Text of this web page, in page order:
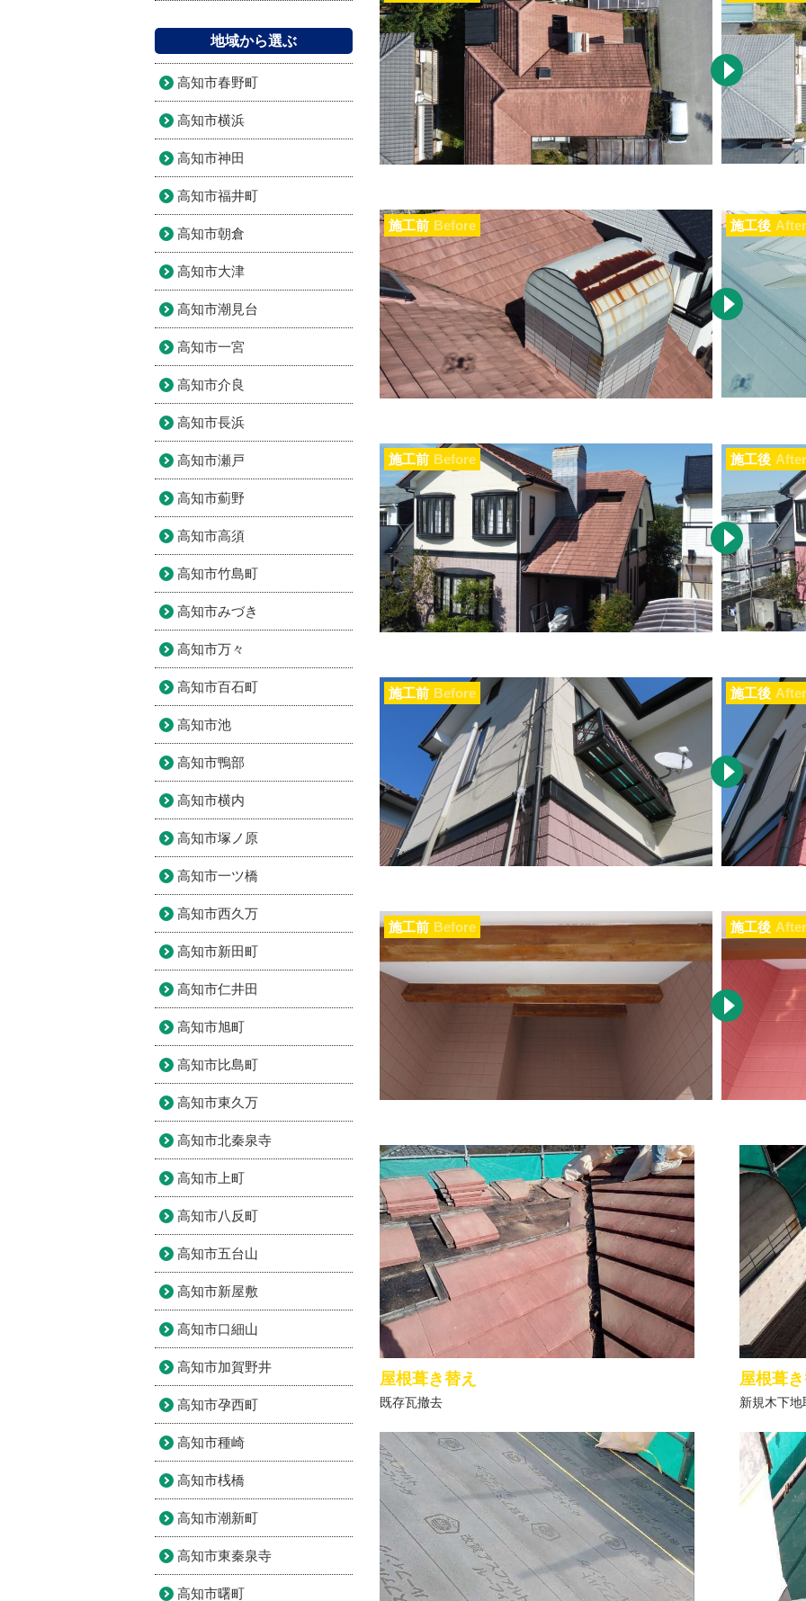
施工前 Before 施工後 After
施工前 Before 施工後 After
施工前 Before 施工後 After
施工前 Before 施工後 After
屋根葺き替え
既存瓦撤去
屋根葺
新規木下地
地域から選ぶ
高知市春野町
高知市横浜
高知市神田
高知市福井町
高知市朝倉
高知市大津
高知市潮見台
高知市一宮
高知市介良
高知市長浜
高知市瀬戸
高知市薊野
高知市高須
高知市竹島町
高知市みづき
高知市万々
高知市百石町
高知市池
高知市鴨部
高知市横内
高知市塚ノ原
高知市一ツ橋
高知市西久万
高知市新田町
高知市仁井田
高知市旭町
高知市比島町
高知市東久万
高知市北秦泉寺
高知市上町
高知市八反町
高知市五台山
高知市新屋敷
高知市口細山
高知市加賀野井
高知市孕西町
高知市種崎
高知市桟橋
高知市潮新町
高知市東秦泉寺
高知市曙町